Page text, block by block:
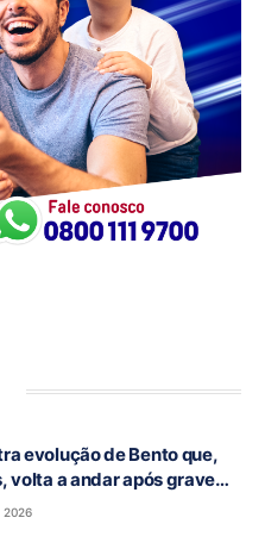
evolução de Bento que,
volta a andar após grave
118, em Campos Belos-